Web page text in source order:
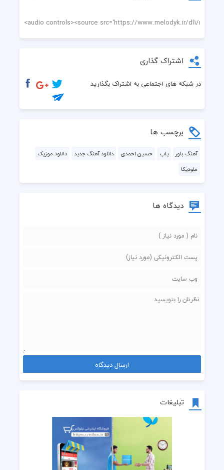
تبلیغات
اشتراک گذاری
در شبکه های اجتماعی به اشتراک بگذارید
برچسب ها
آهنگ باور پاپ حسین احمدی دانلود آهنگ جدید
دانلود موزیک
ملودیکا
دیدگاه ها